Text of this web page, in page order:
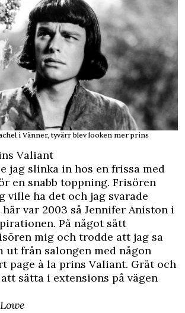
i Vänner, tyvärr blev looken mer prins
Valiant
jag slinka in hos en frissa med
en snabb toppning. Frisören
ville ha det och jag svarade
var 2003 så Jennifer Aniston i
På något sätt
mig och trodde att jag sa
ut från salongen med någon
page à la prins Valiant. Grät och
sätta i extensions på vägen